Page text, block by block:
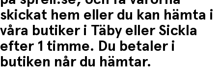
skickat hem eller du kan hämta i
våra butiker i Täby eller Sickla
efter 1 timme. Du betaler i
butiken når du hämtar.